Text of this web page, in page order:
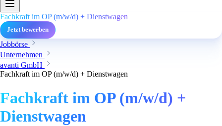
Fachkraft im OP (m/w/d) + Dienstwagen
Jetzt bewerben
Jobbörse
Unternehmen
avanti GmbH
Fachkraft im OP (m/w/d) + Dienstwagen
Fachkraft im OP (m/w/d) +
Dienstwagen